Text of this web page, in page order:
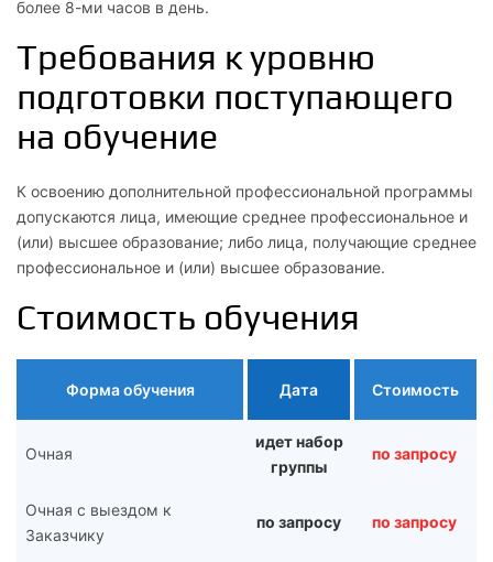
более 8-ми часов в день.
Требования к уровню
подготовки поступающего
на обучение
К освоению дополнительной профессиональной программы
допускаются лица, имеющие среднее профессиональное и
(или) высшее образование; либо лица, получающие среднее
профессиональное и (или) высшее образование.
Стоимость обучения
Форма обучения Дата Стоимость
Очная
идет набор
группы
по запросу
Очная с выездом к
Заказчику
по запросу по запросу